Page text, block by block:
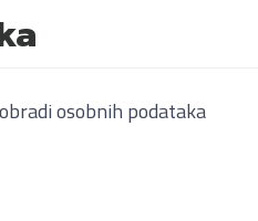
osobnih podataka